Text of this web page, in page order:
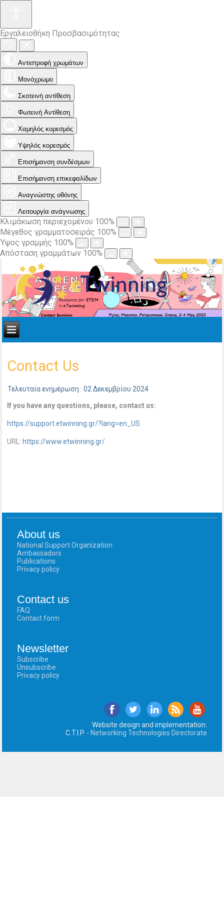
Εργαλειοθήκη Προσβασιμότητας
Αντιστροφή χρωμάτων
Μονόχρωμο
Σκοτεινή αντίθεση
Φωτεινή Αντίθεση
Χαμηλός κορεσμός
Υψηλός κορεσμός
Επισήμανση συνδέσμων
Επισήμανση επικεφαλίδων
Αναγνώστης οθόνης
Λειτουργία ανάγνωσης
Κλιμάκωση περιεχομένου 100%
Μέγεθος γραμματοσειράς 100%
Ύψος γραμμής 100%
Απόσταση γραμμάτων 100%
Contact Us
Τελευταία ενημέρωση : 02 Δεκεμβρίου 2024
If you have any questions, please, contact us:
https://support.etwinning.gr/?lang=en_US
URL: https://www.etwinning.gr/
About us
National Support Organization
Ambassadors
Publications
Privacy policy
Contact us
FAQ
Contact form
Newsletter
Subscribe
Unsubscribe
Privacy policy
Website design and implementation:
C.T.I.P. - Networking Technologies Directorate